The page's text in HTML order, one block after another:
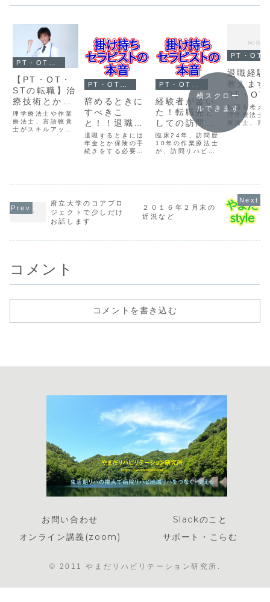
【PT・OT・
STの転職】治
療技術とかス
キルアップの
転職で考える
べきこと
理学療法士や作業
療法士、言語聴覚
士がスキルアップ
いてみた。ほかに
辞めるときに
すべきこ
と！！退職時
の保険や年金
のこと
退職するときには
年金とか保険の手
続きをする必要が
るので気を付けて
経験者が書い
た！転職先と
しての訪問リ
ハビリテーシ
ョン
臨床24年、訪問歴
10年の作業療法士
が、訪問リハビリ
法士、言語聴覚士
退職経験
教えます
PT・OT
の転職「
する前に
るべきこ
転職を考え
理学療法士
療法士、言
士が退職す
横スクロー
ルできます
府立大学のコアプロ
ジェクトで少しだけ
お話します
２０１６年２月末の
近況など
コメント
コメントを書き込む
お問い合わせ
Slackのこと
オンライン講義(zoom)
サポート・こらむ
© 2011 やまだリハビリテーション研究所.